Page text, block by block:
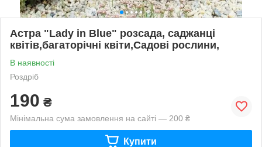
Астра "Lady in Blue" розсада, саджанці
квітів,багаторічні квіти,Садові рослини,
В наявності
Роздріб
190 ₴
Мінімальна сума замовлення на сайті — 200 ₴
Купити